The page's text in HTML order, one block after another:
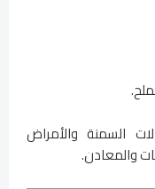
السمنة والأمراض
والمعادن.